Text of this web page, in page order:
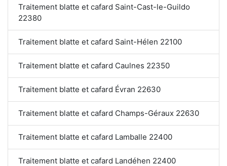
Traitement blatte et cafard Saint-Cast-le-Guildo
22380
Traitement blatte et cafard Saint-Hélen 22100
Traitement blatte et cafard Caulnes 22350
Traitement blatte et cafard Évran 22630
Traitement blatte et cafard Champs-Géraux 22630
Traitement blatte et cafard Lamballe 22400
Traitement blatte et cafard Landéhen 22400